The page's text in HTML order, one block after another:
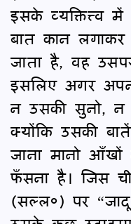
इसके व्यक्तित्त्व
बात कान
जाता है, वह
इसलिए अगर
न उसकी सुनो,
क्योंकि उसकी
जाना मानो
फँसना है। जिस
(सल्ल०) पर